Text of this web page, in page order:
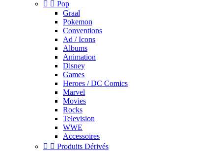
  Pop
Graal
Pokemon
Conventions
Ad / Icons
Albums
Animation
Disney
Games
Heroes / DC Comics
Marvel
Movies
Rocks
Television
WWE
Accessoires
  Produits Dérivés